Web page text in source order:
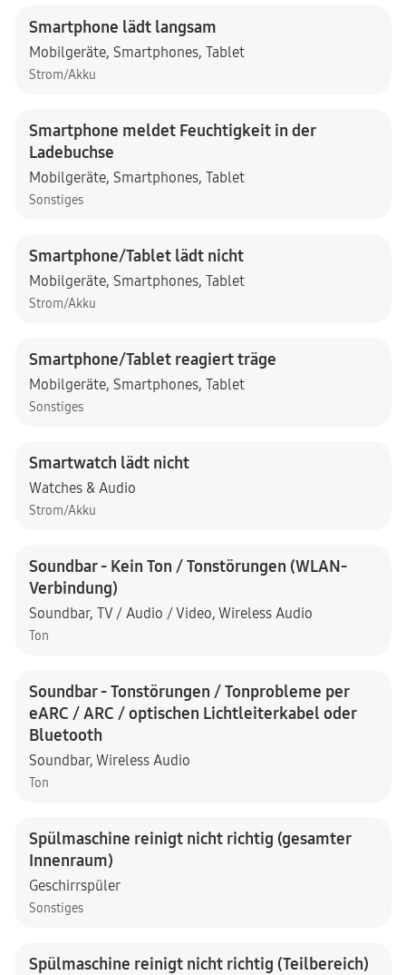
Smartphone lädt langsam
Mobilgeräte, Smartphones, Tablet
Strom/Akku
Smartphone meldet Feuchtigkeit in der
Ladebuchse
Mobilgeräte, Smartphones, Tablet
Sonstiges
Smartphone/Tablet lädt nicht
Mobilgeräte, Smartphones, Tablet
Strom/Akku
Smartphone/Tablet reagiert träge
Mobilgeräte, Smartphones, Tablet
Sonstiges
Smartwatch lädt nicht
Watches & Audio
Strom/Akku
Soundbar - Kein Ton / Tonstörungen (WLAN-
Verbindung)
Soundbar, TV / Audio / Video, Wireless Audio
Ton
Soundbar - Tonstörungen / Tonprobleme per
eARC / ARC / optischen Lichtleiterkabel oder
Bluetooth
Soundbar, Wireless Audio
Ton
Spülmaschine reinigt nicht richtig (gesamter
Innenraum)
Geschirrspüler
Sonstiges
Spülmaschine reinigt nicht richtig (Teilbereich)